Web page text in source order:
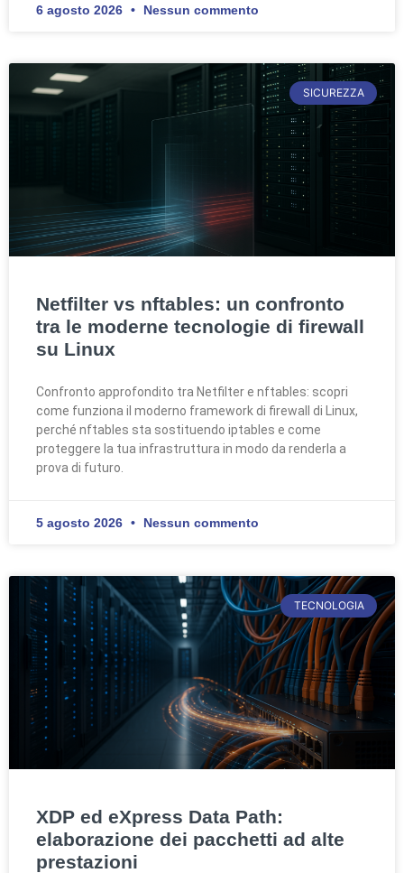
6 agosto 2026 Nessun commento
SICUREZZA
Netfilter vs nftables: un confronto
tra le moderne tecnologie di firewall
su Linux
Confronto approfondito tra Netfilter e nftables: scopri
come funziona il moderno framework di firewall di Linux,
perché nftables sta sostituendo iptables e come
proteggere la tua infrastruttura in modo da renderla a
prova di futuro.
5 agosto 2026 Nessun commento
TECNOLOGIA
XDP ed eXpress Data Path:
elaborazione dei pacchetti ad alte
prestazioni